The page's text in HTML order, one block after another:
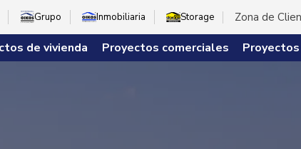
Grupo Inmobiliaria Storage Zona de
de vivienda Proyectos comerciales